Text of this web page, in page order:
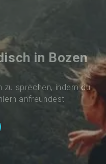
in Bozen
zu sprechen, indem du
anfreundest